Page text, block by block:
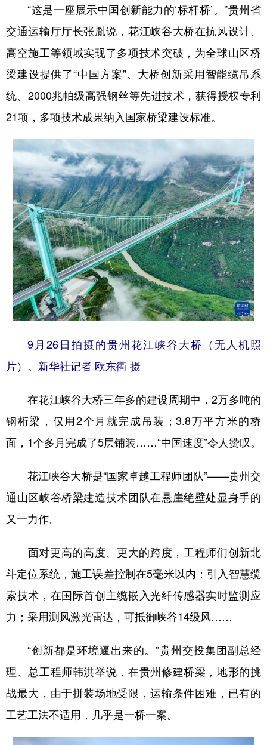
“这是一座展示中国创新能力的‘标杆桥’。”贵州省
交通运输厅厅长张胤说，花江峡谷大桥在抗风设计、
高空施工等领域实现了多项技术突破，为全球山区桥
梁建设提供了“中国方案”。大桥创新采用智能缆吊系
统、2000兆帕级高强钢丝等先进技术，获得授权专利
21项，多项技术成果纳入国家桥梁建设标准。
9月26日拍摄的贵州花江峡谷大桥（无人机照
片）。新华社记者 欧东衢 摄
在花江峡谷大桥三年多的建设周期中，2万多吨的
钢桁梁，仅用2个月就完成吊装；3.8万平方米的桥
面，1个多月完成了5层铺装……“中国速度”令人赞叹。
花江峡谷大桥是“国家卓越工程师团队”——贵州交
通山区峡谷桥梁建造技术团队在悬崖绝壁处显身手的
又一力作。
面对更高的高度、更大的跨度，工程师们创新北
斗定位系统，施工误差控制在5毫米以内；引入智慧缆
索技术，在国际首创主缆嵌入光纤传感器实时监测应
力；采用测风激光雷达，可抵御峡谷14级风……
“创新都是环境逼出来的。”贵州交投集团副总经
理、总工程师韩洪举说，在贵州修建桥梁，地形的挑
战最大，由于拼装场地受限，运输条件困难，已有的
工艺工法不适用，几乎是一桥一案。